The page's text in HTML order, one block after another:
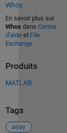
Whos
En savoir plus sur
Whos dans Centre
d'aideet File
Exchange
Produits
MATLAB
Tags
array